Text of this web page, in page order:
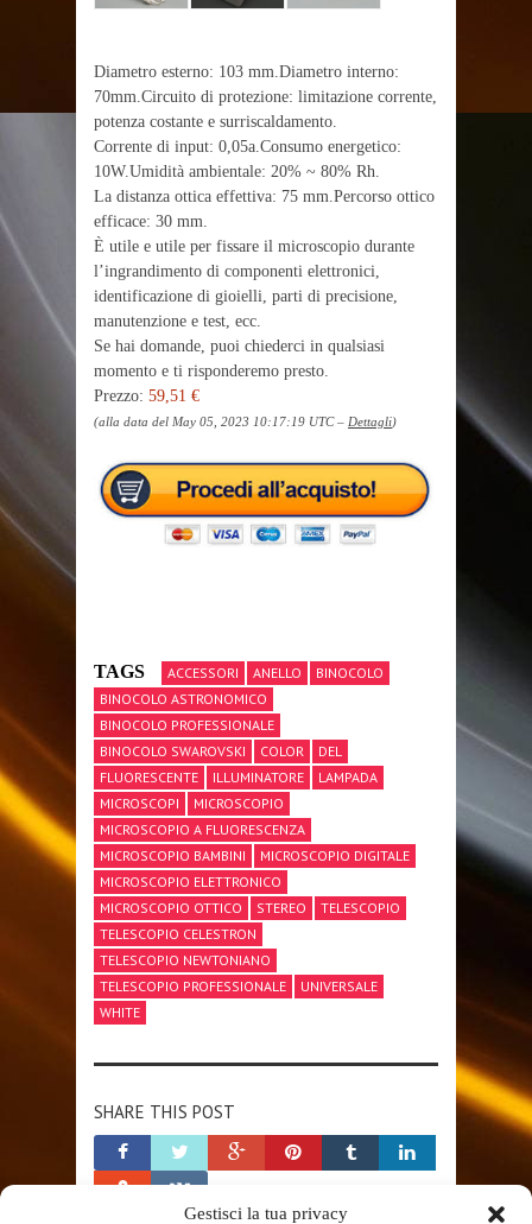
Gestisci la tua privacy
Diametro esterno: 103 mm.Diametro interno:
70mm.Circuito di protezione: limitazione corrente,
potenza costante e surriscaldamento.
Corrente di input: 0,05a.Consumo energetico:
10W.Umidità ambientale: 20% ~ 80% Rh.
La distanza ottica effettiva: 75 mm.Percorso ottico
efficace: 30 mm.
È utile e utile per fissare il microscopio durante
l’ingrandimento di componenti elettronici,
identificazione di gioielli, parti di precisione,
manutenzione e test, ecc.
Se hai domande, puoi chiederci in qualsiasi
momento e ti risponderemo presto.
Prezzo: 59,51 €
(alla data del May 05, 2023 10:17:19 UTC – Dettagli)
TAGS ACCESSORI ANELLO
BINOCOLO
BINOCOLO ASTRONOMICO
BINOCOLO PROFESSIONALE
BINOCOLO SWAROVSKI
COLOR
DEL
FLUORESCENTE
ILLUMINATORE
LAMPADA
MICROSCOPI
MICROSCOPIO
MICROSCOPIO A FLUORESCENZA
MICROSCOPIO BAMBINI
MICROSCOPIO DIGITALE
MICROSCOPIO ELETTRONICO
MICROSCOPIO OTTICO
STEREO
TELESCOPIO
TELESCOPIO CELESTRON
TELESCOPIO NEWTONIANO
TELESCOPIO PROFESSIONALE
UNIVERSALE
WHITE
SHARE THIS POST